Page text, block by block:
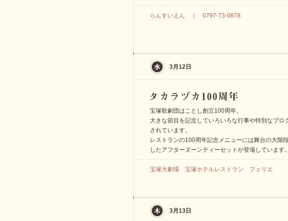
らんすいえん ｜ 0797-73-0878
3月12日
宝塚歌劇団はことし創立100周年。
大きな節目を記念していろいろな行事や特別なプロ
されています。
レストランの100周年記念メニューには舞台の大階
したアフターヌーンティーセットが登場しています。
宝塚大劇場 宝塚ホテルレストラン フェリエ
3月13日